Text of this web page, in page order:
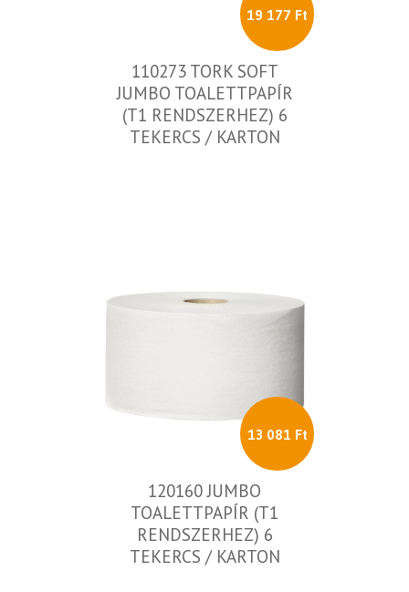
19 177 Ft
110273 TORK SOFT
JUMBO TOALETTPAPÍR
(T1 RENDSZERHEZ) 6
TEKERCS / KARTON
13 081 Ft
120160 JUMBO
TOALETTPAPÍR (T1
RENDSZERHEZ) 6
TEKERCS / KARTON